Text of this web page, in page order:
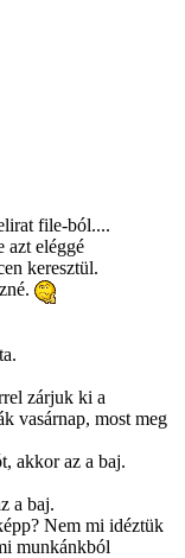
file-ból....
azt eléggé
keresztül.
zárjuk ki a
vasárnap, most meg
akkor az a baj.
a baj.
Nem mi idéztük
munkánkból